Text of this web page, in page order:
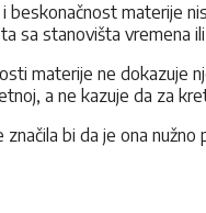
materije
sa stanovišta vremena
materije ne dokazuje
a ne kazuje da za
bi da je ona